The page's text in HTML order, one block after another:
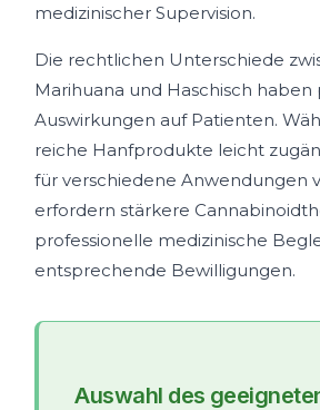
medizinischer Supervision.
Die rechtlichen Unterschiede
Marihuana und Haschisch haben
Auswirkungen auf Patienten.
reiche Hanfprodukte leicht
für verschiedene Anwendungen
erfordern stärkere
professionelle medizinische
entsprechende Bewilligungen.
Auswahl des